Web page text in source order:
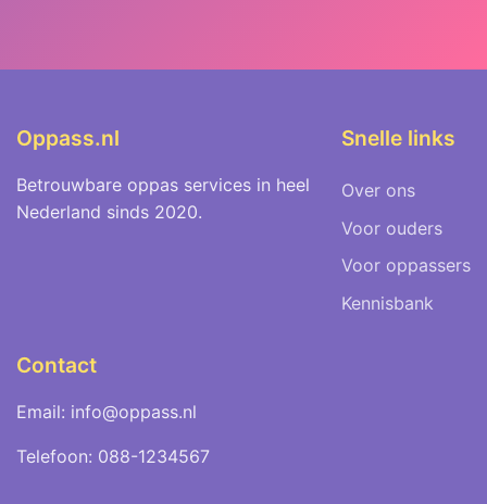
Oppass.nl
Betrouwbare oppas services in heel
Nederland sinds 2020.
Snelle links
Over ons
Voor ouders
Voor oppassers
Kennisbank
Contact
Email: info@oppass.nl
Telefoon: 088-1234567